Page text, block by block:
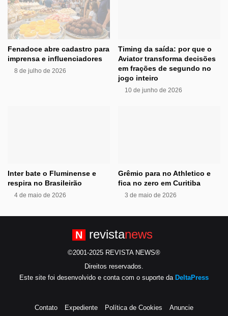
Fenadoce abre cadastro para
imprensa e influenciadores
8 de julho de 2026
Timing da saída: por que o
Aviator transforma decisões
em frações de segundo no
jogo inteiro
10 de junho de 2026
Inter bate o Fluminense e
respira no Brasileirão
4 de maio de 2026
Grêmio para no Athletico e
fica no zero em Curitiba
3 de maio de 2026
N revistanews
©2001-2025 REVISTA NEWS®
Direitos reservados.
Este site foi desenvolvido e conta com o suporte da DeltaPress
Contato Expediente Política de Cookies Anuncie